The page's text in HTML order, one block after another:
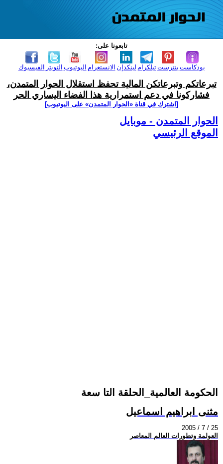
تابعونا على:
الفيسبوك التويتر اليوتيوب الانستغرام لينكدإن تيلكرامبنترست بودكاست
تبرعاتكم وتبرعاتكن المالية تحفظ استقلال الحوار المتمدن،
فشاركونا في دعم استمرارية هذا الفضاء اليساري الحر
[اشترك في قناة ‫«الحوار المتمدن» على اليوتيوب]
الحوار المتمدن - موبايل
الموقع الرئيسي
الحكومة العالمية_الحلقة التا سعة
مثنى ابراهيم اسماعيل
2005 / 7 / 25
العولمة وتطورات العالم المعاصر